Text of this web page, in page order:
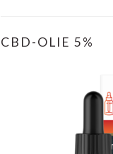
CBD-OLIE 5%